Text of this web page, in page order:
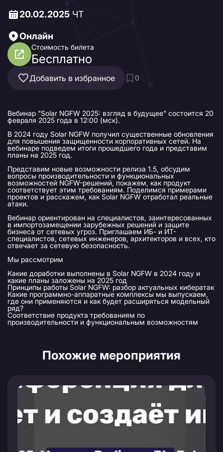
20.02.2025 ЧТ
Онлайн
Стоимость билета
Бесплатно
Добавить в избранное 0
Вебинар "Solar NGFW 2025: взгляд в будущее" состоится 20
февраля 2025 года в 12:00 (мск).
В 2024 году Solar NGFW получил существенные обновления
для повышения защищенности корпоративных сетей. На
вебинаре подведем итоги прошедшего года и представим
планы на 2025 год.
Представим новые возможности релиза 1.5, обсудим
вопросы производительности и функциональных
возможностей NGFW-решений, покажем, как продукт
соответствует этим требованиям. Поделимся примерами
проектов и расскажем, как Solar NGFW отработал реальные
атаки.
Вебинар ориентирован на специалистов, заинтересованных
в импортозамещении зарубежных решений и защите
бизнеса от сетевых угроз. Приглашаем ИБ- и ИТ-
специалистов, сетевых инженеров, архитекторов и всех, кто
отвечает за сетевую безопасность.
Мы рассмотрим
Какие доработки выполнены в Solar NGFW в 2024 году и
какие планы заложены на 2025 год
Принципы работы Solar NGFW: разбор актуальных кибератак
Какие программно-аппаратные комплексы мы выпускаем,
где они применяются и как будет расширяться модельный
ряд?
Соответствие продукта требованиям по
производительности и функциональным возможностям
Похожие мероприятия